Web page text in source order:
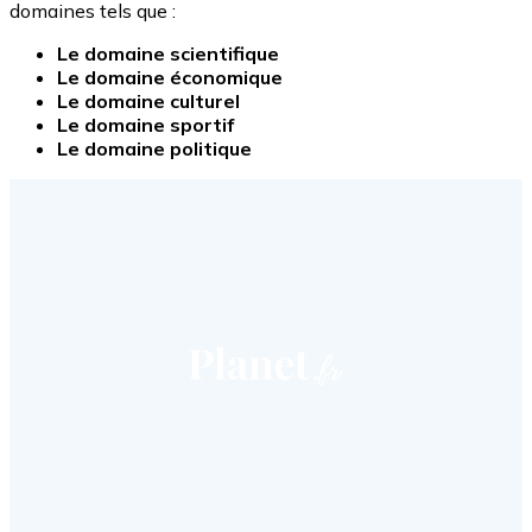
domaines tels que :
Le domaine scientifique
Le domaine économique
Le domaine culturel
Le domaine sportif
Le domaine politique